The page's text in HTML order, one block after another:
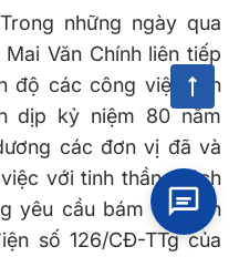
những ngày qua
Văn Chính liên tiếp
độ các công việc liên
dịp kỷ niệm 80 năm
các đơn vị đã và
với tinh thần, trách
yêu cầu bám sát tiến
số 126/CĐ-TTg của